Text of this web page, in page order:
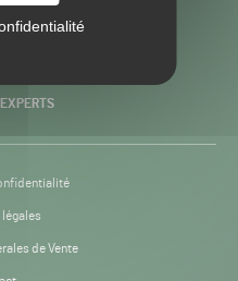
légales
de Vente